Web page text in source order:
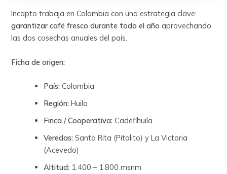
Incapto trabaja en Colombia con una estrategia clave:
garantizar café fresco durante todo el año aprovechando
las dos cosechas anuales del país.
Ficha de origen:
País: Colombia
Región: Huila
Finca / Cooperativa: Cadefihuila
Veredas: Santa Rita (Pitalito) y La Victoria
(Acevedo)
Altitud: 1.400 – 1.800 msnm